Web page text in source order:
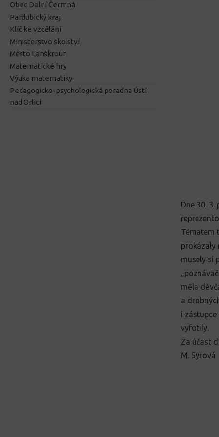
Dne 30.
Tématem
prokázaly
musely si
měla
a
i
vyfotily.
Za účast
M. Syrová
Obec Dolní Čermná
Pardubický kraj
Klíč ke vzdělání
Ministerstvo školství
Město Lanškroun
Matematické hry
Výuka matematiky
Pedagogicko-psychologická poradna Ústí
nad Orlicí